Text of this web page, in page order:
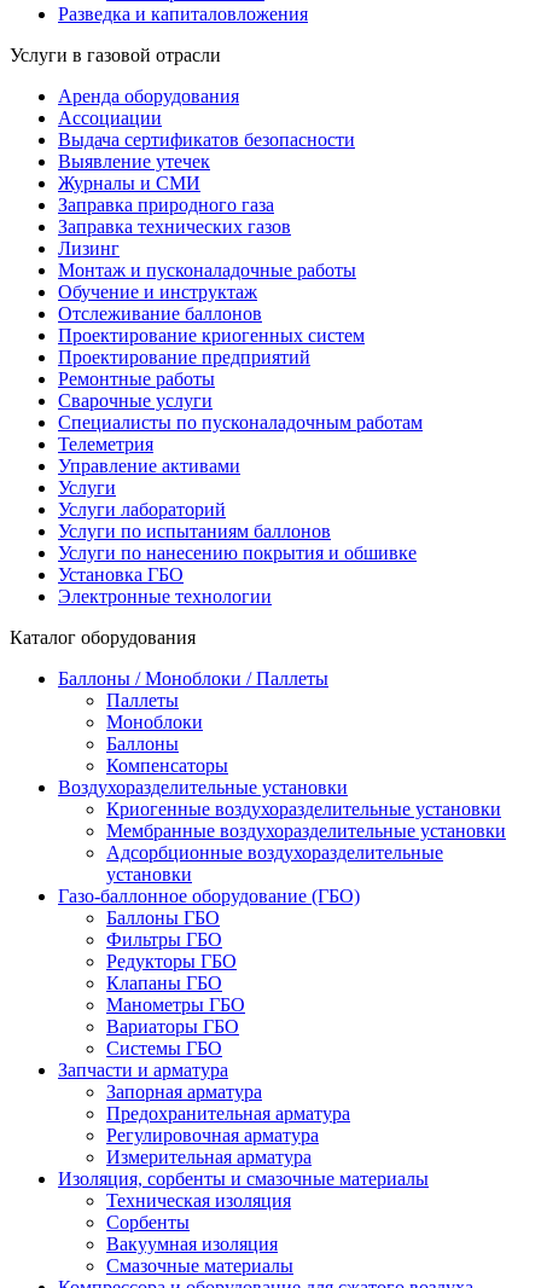
Разведка и капиталовложения
Услуги в газовой отрасли
Аренда оборудования
Ассоциации
Выдача сертификатов безопасности
Выявление утечек
Журналы и СМИ
Заправка природного газа
Заправка технических газов
Лизинг
Монтаж и пусконаладочные работы
Обучение и инструктаж
Отслеживание баллонов
Проектирование криогенных систем
Проектирование предприятий
Ремонтные работы
Сварочные услуги
Специалисты по пусконаладочным работам
Телеметрия
Управление активами
Услуги
Услуги лабораторий
Услуги по испытаниям баллонов
Услуги по нанесению покрытия и обшивке
Установка ГБО
Электронные технологии
Каталог оборудования
Баллоны / Моноблоки / Паллеты
Паллеты
Моноблоки
Баллоны
Компенсаторы
Воздухоразделительные установки
Криогенные воздухоразделительные установки
Мембранные воздухоразделительные установки
Адсорбционные воздухоразделительные
установки
Газо-баллонное оборудование (ГБО)
Баллоны ГБО
Фильтры ГБО
Редукторы ГБО
Клапаны ГБО
Манометры ГБО
Вариаторы ГБО
Системы ГБО
Запчасти и арматура
Запорная арматура
Предохранительная арматура
Регулировочная арматура
Измерительная арматура
Изоляция, сорбенты и смазочные материалы
Техническая изоляция
Сорбенты
Вакуумная изоляция
Смазочные материалы